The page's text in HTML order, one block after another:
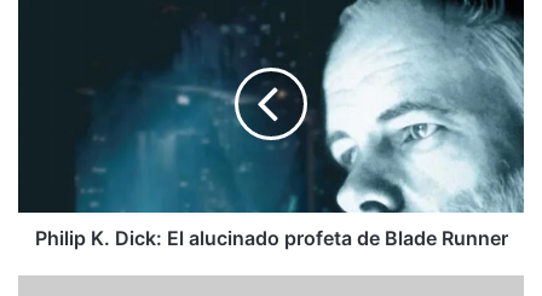
Runner
Philip K. Dick: El alucinado profeta de Blade Runner